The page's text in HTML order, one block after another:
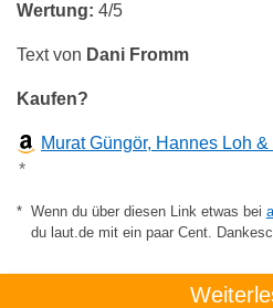
Wertung: 4/5
Text von Dani Fromm
Kaufen?
Murat Güngör, Hannes Loh
*
Wenn du über diesen Link etwas bei
du laut.de mit ein paar Cent.